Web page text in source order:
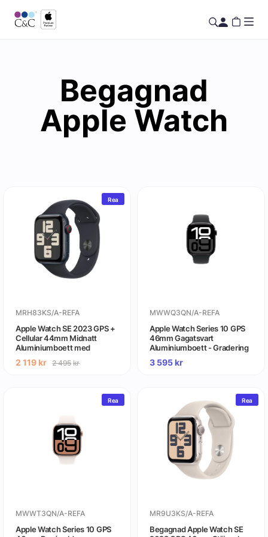
Begagnad
Apple Watch
Rea
MRH83KS/A-REFA
Apple Watch SE 2023 GPS +
Cellular 44mm Midnatt
Aluminiumboett med
Midnatt Sport Band - M/L-
Gradering A (begagnad)
2 119 kr 2 495kr
MWWQ3QN/A-REFA
Apple Watch Series 10 GPS
46mm Gagatsvart
Aluminiumboett - Gradering
A (begagnad)
3 595kr
Rea
MWWT3QN/A-REFA
Apple Watch Series 10 GPS
Rea
MR9U3KS/A-REFA
Begagnad Apple Watch SE